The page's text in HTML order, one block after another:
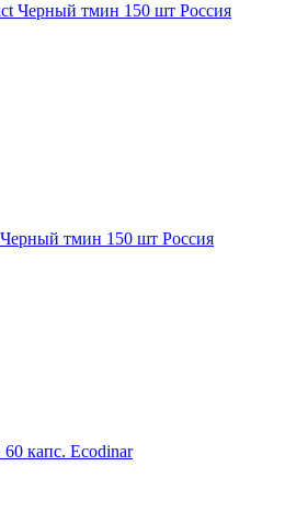
тмин 150 шт Россия